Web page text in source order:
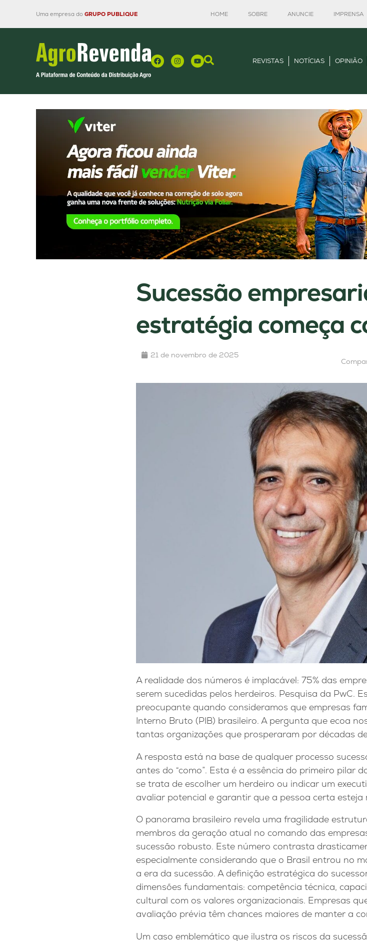
Uma empresa do GRUPO PUBLIQUE HOME SOBRE ANUNCIE IMPRENSA
REVISTAS NOTÍCIAS OPINIÃO
Sucessão
estratégia começa
21 de novembro de 2025
A realidade dos números é implacável: 75% das
serem sucedidas pelos herdeiros. Pesquisa da PwC.
preocupante quando consideramos que empresas
Interno Bruto (PIB) brasileiro. A pergunta que ecoa
tantas organizações que prosperaram por décadas
A resposta está na base de qualquer processo
antes do “como”. Esta é a essência do primeiro pilar
se trata de escolher um herdeiro ou indicar um
avaliar potencial e garantir que a pessoa certa
O panorama brasileiro revela uma fragilidade
membros da geração atual no comando das
sucessão robusto. Este número contrasta
especialmente considerando que o Brasil entrou no
a era da sucessão. A definição estratégica do
dimensões fundamentais: competência técnica,
cultural com os valores organizacionais. Empresas
avaliação prévia têm chances maiores de manter a
Um caso emblemático que ilustra os riscos da